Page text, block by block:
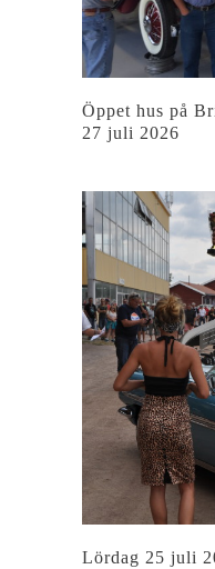
Öppet hus på
27 juli 2026
Lördag 25 juli